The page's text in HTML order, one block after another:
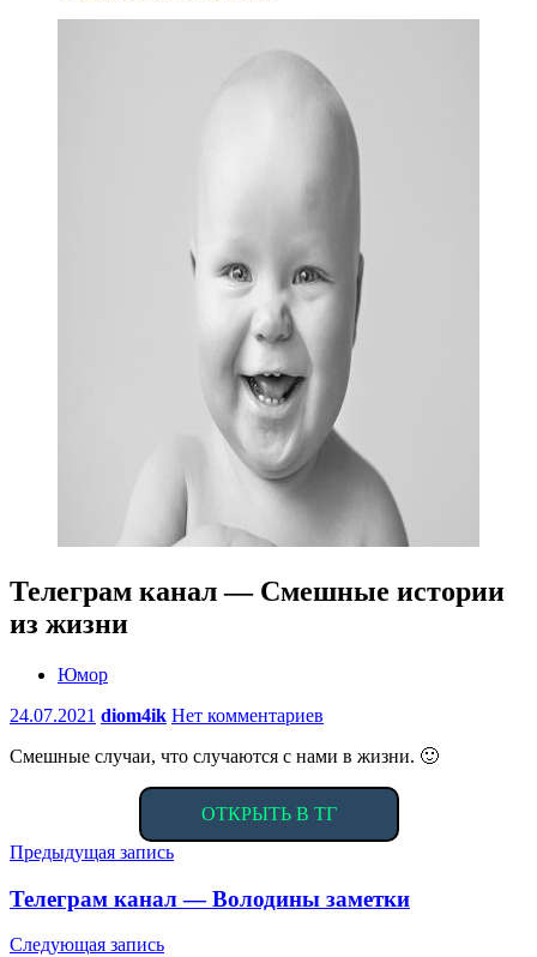
Телеграм канал — Смешные истории
из жизни
Юмор
24.07.2021 diom4ik Нет комментариев
Смешные случаи, что случаются с нами в жизни. 🙂
ОТКРЫТЬ В ТГ
Навигация
по
записям
Предыдущая запись
Телеграм канал — Володины заметки
Следующая запись